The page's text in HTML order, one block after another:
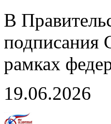
В
подписания
рамках
19.06.2026